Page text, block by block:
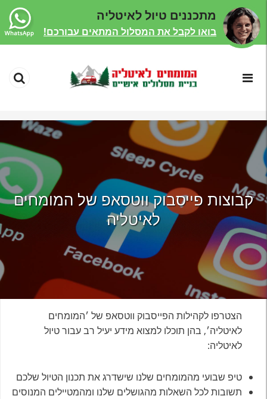
קבוצות פייסבוק ווטסאפ של המומחים
לאיטליה
הצטרפו לקהילות הפייסבוק ווטסאפ של ׳המומחים
לאיטליה׳, בהן תוכלו למצוא מידע יעיל רב עבור טיול
לאיטליה:
טיפ שבועי מהמומחים שלנו שישדרג את תכנון הטיול שלכם
תשובות לכל השאלות מהגושלים שלנו ומהמטיילים המנוסים
מתכננים טיול לאיטליה
בואו לקבל את המסלול המתאים עבורכם!